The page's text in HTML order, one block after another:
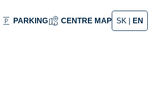
SK| EN
PARKING CENTRE MAP